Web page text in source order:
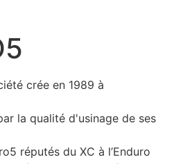
crée en 1989 à
la qualité d'usinage de ses
réputés du XC à l’Enduro